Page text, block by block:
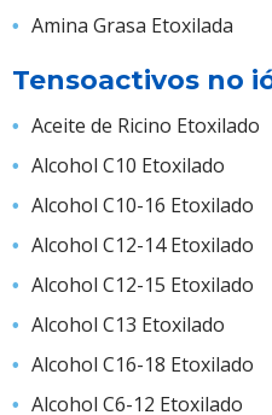
Amina Grasa Etoxilada
Tensoactivos no
Aceite de Ricino Etoxilado
Alcohol C10 Etoxilado
Alcohol C10-16 Etoxilado
Alcohol C12-14 Etoxilado
Alcohol C12-15 Etoxilado
Alcohol C13 Etoxilado
Alcohol C16-18 Etoxilado
Alcohol C6-12 Etoxilado